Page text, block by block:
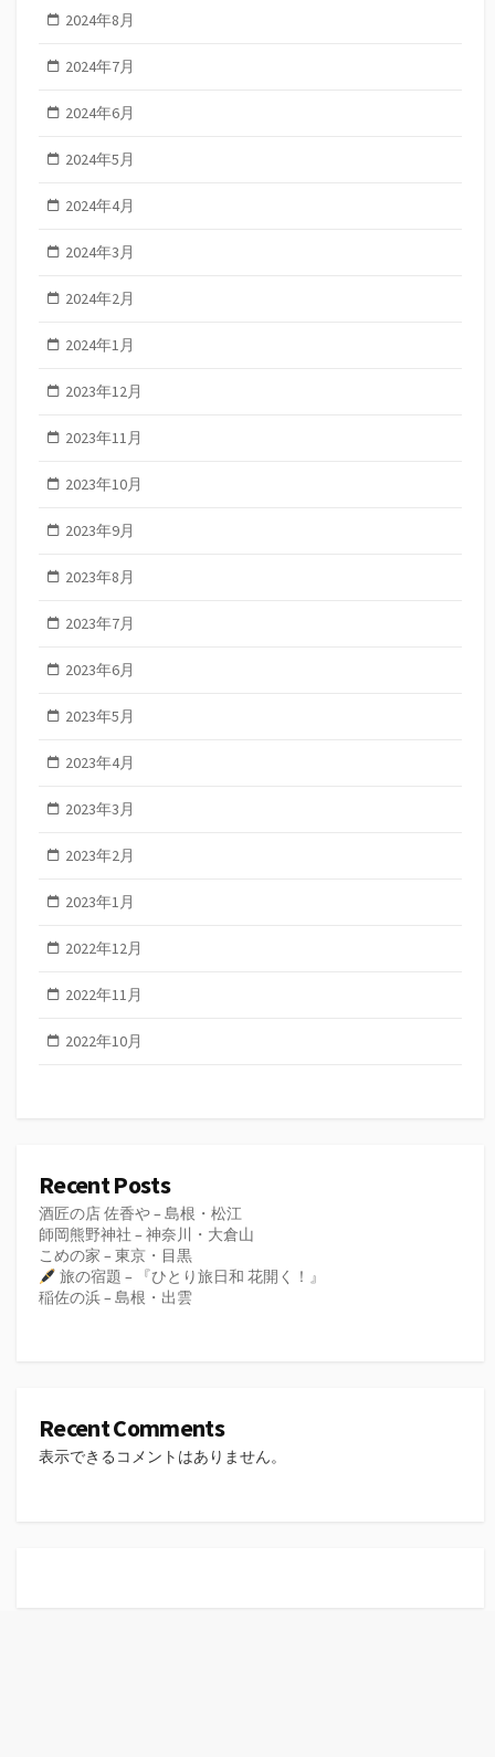
2024年8月
2024年7月
2024年6月
2024年5月
2024年4月
2024年3月
2024年2月
2024年1月
2023年12月
2023年11月
2023年10月
2023年9月
2023年8月
2023年7月
2023年6月
2023年5月
2023年4月
2023年3月
2023年2月
2023年1月
2022年12月
2022年11月
2022年10月
Recent Posts
酒匠の店 佐香や – 島根・松江
師岡熊野神社 – 神奈川・大倉山
こめの家 – 東京・目黒
旅の宿題 – 『ひとり旅日和 花開く！』
稲佐の浜 – 島根・出雲
Recent Comments
表示できるコメントはありません。